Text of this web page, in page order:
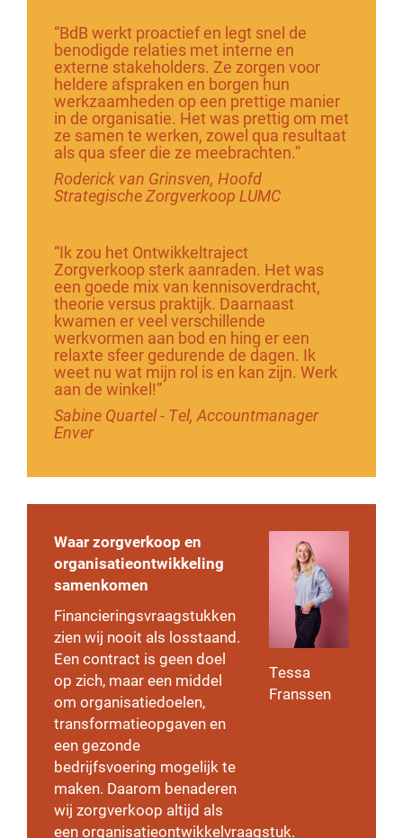
“BdB werkt proactief en legt snel de
benodigde relaties met interne en
externe stakeholders. Ze zorgen voor
heldere afspraken en borgen hun
werkzaamheden op een prettige manier
in de organisatie. Het was prettig om met
ze samen te werken, zowel qua resultaat
als qua sfeer die ze meebrachten.”
Roderick van Grinsven, Hoofd
Strategische Zorgverkoop LUMC
“Ik zou het Ontwikkeltraject
Zorgverkoop sterk aanraden. Het was
een goede mix van kennisoverdracht,
theorie versus praktijk. Daarnaast
kwamen er veel verschillende
werkvormen aan bod en hing er een
relaxte sfeer gedurende de dagen. Ik
weet nu wat mijn rol is en kan zijn. Werk
aan de winkel!”
Sabine Quartel - Tel, Accountmanager
Enver
Waar zorgverkoop en
organisatieontwikkeling
samenkomen
Financieringsvraagstukken
zien wij nooit als losstaand.
Een contract is geen doel
op zich, maar een middel
om organisatiedoelen,
transformatieopgaven en
een gezonde
bedrijfsvoering mogelijk te
maken. Daarom benaderen
wij zorgverkoop altijd als
een organisatieontwikkelvraagstuk.
Tessa
Franssen